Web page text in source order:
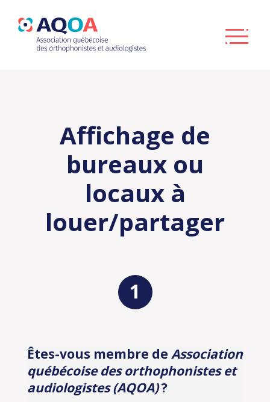
Affichage de
bureaux ou
locaux à
louer/partager
Identification
Êtes-vous membre de Association
québécoise des orthophonistes et
audiologistes (AQOA)?